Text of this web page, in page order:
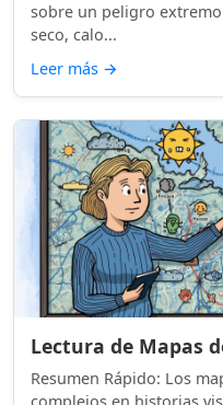
sobre un peligro
seco, calo...
Leer más →
Lectura de Mapas
Resumen Rápido: Los mapas del tiempo convierten datos